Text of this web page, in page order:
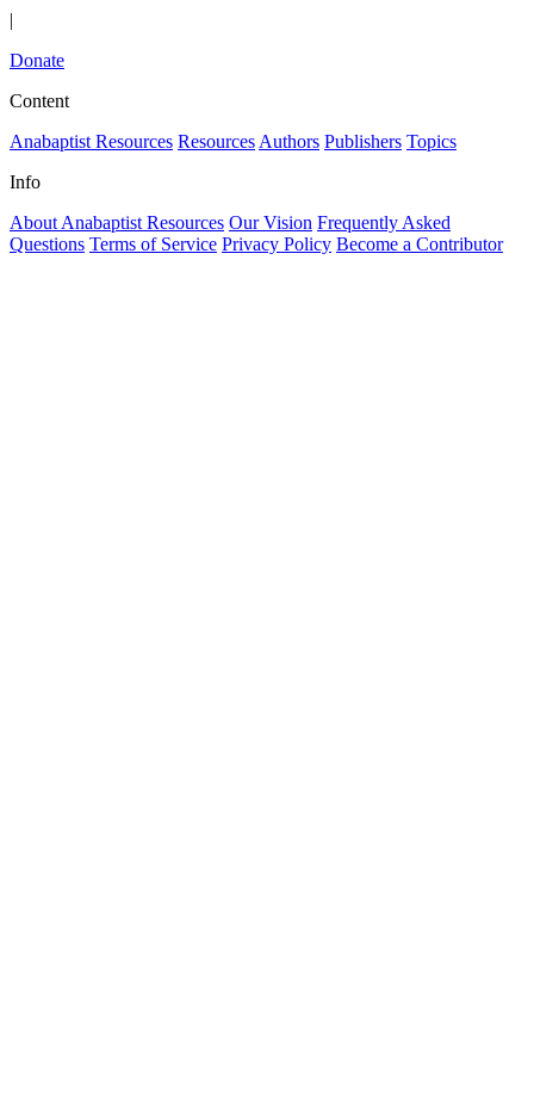
|
Donate
Content
Anabaptist Resources Resources Authors Publishers Topics
Info
About Anabaptist Resources Our Vision Frequently Asked
Questions Terms of Service Privacy Policy Become a Contributor